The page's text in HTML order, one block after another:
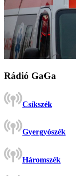
Rádió GaGa
Csíkszék
Gyergyószék
Háromszék